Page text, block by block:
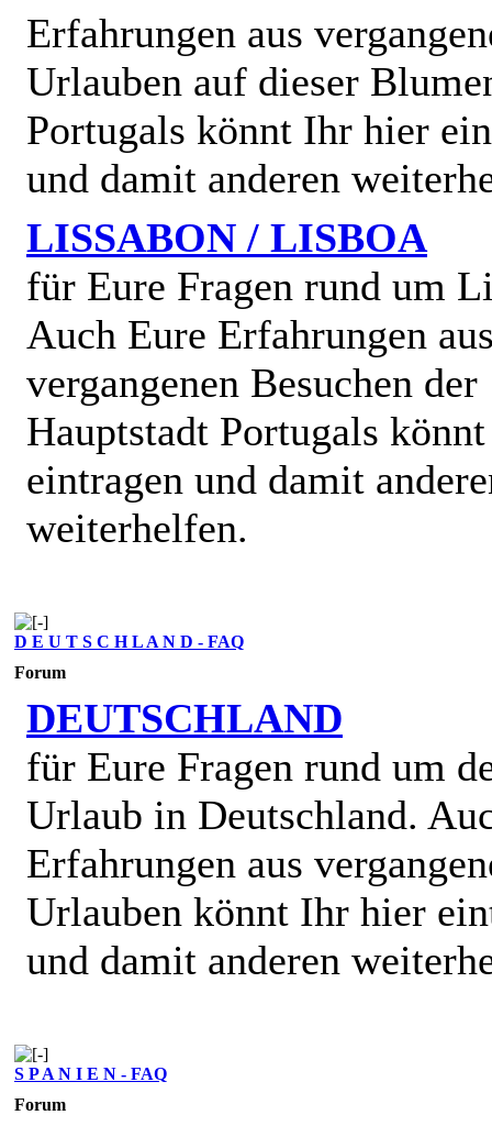
Erfahrungen aus
Urlauben auf dieser
Portugals könnt Ihr hier
und damit anderen
LISSABON / LISBOA
für Eure Fragen rund um
Auch Eure Erfahrungen
vergangenen Besuchen der
Hauptstadt Portugals
eintragen und damit
weiterhelfen.
D E U T S C H L A N D - FAQ
Forum
DEUTSCHLAND
für Eure Fragen rund um
Urlaub in Deutschland.
Erfahrungen aus
Urlauben könnt Ihr hier
und damit anderen
S P A N I E N - FAQ
Forum